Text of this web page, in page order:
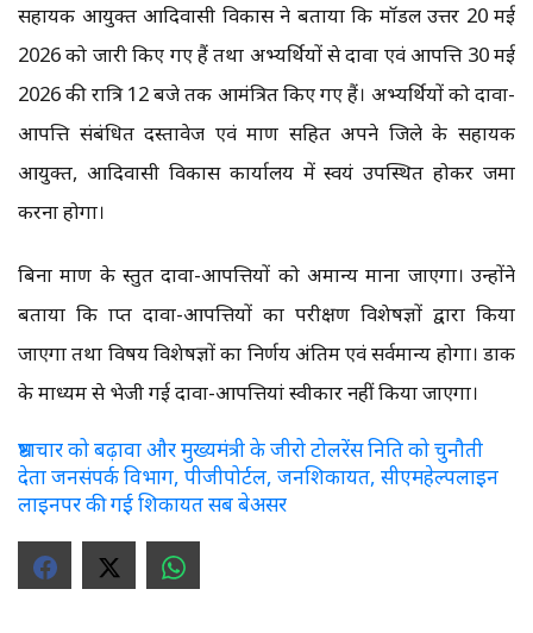
सहायक आयुक्त आदिवासी विकास ने बताया कि मॉडल उत्तर 20 मई
2026 को जारी किए गए हैं तथा अभ्यर्थियों से दावा एवं आपत्ति 30 मई
2026 की रात्रि 12 बजे तक आमंत्रित किए गए हैं। अभ्यर्थियों को दावा-
आपत्ति संबंधित दस्तावेज एवं प्रमाण सहित अपने जिले के सहायक
आयुक्त, आदिवासी विकास कार्यालय में स्वयं उपस्थित होकर जमा
करना होगा।
बिना प्रमाण के प्रस्तुत दावा-आपत्तियों को अमान्य माना जाएगा। उन्होंने
बताया कि प्राप्त दावा-आपत्तियों का परीक्षण विशेषज्ञों द्वारा किया
जाएगा तथा विषय विशेषज्ञों का निर्णय अंतिम एवं सर्वमान्य होगा। डाक
के माध्यम से भेजी गई दावा-आपत्तियां स्वीकार नहीं किया जाएगा।
भ्रष्टाचार को बढ़ावा और मुख्यमंत्री के जीरो टोलरेंस निति को चुनौती
देता जनसंपर्क विभाग, पीजीपोर्टल, जनशिकायत, सीएमहेल्पलाइन
लाइनपर की गई शिकायत सब बेअसर